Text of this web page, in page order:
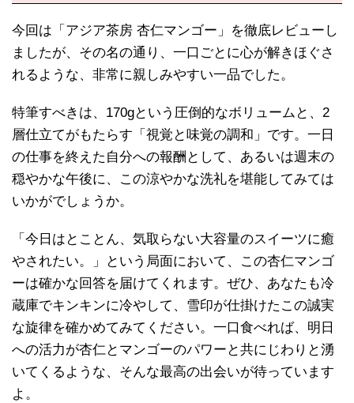
今回は「アジア茶房 杏仁マンゴー」を徹底レビューし
ましたが、その名の通り、一口ごとに心が解きほぐさ
れるような、非常に親しみやすい一品でした。
特筆すべきは、170gという圧倒的なボリュームと、2
層仕立てがもたらす「視覚と味覚の調和」です。一日
の仕事を終えた自分への報酬として、あるいは週末の
穏やかな午後に、この涼やかな洗礼を堪能してみては
いかがでしょうか。
「今日はとことん、気取らない大容量のスイーツに癒
やされたい。」という局面において、この杏仁マンゴ
ーは確かな回答を届けてくれます。ぜひ、あなたも冷
蔵庫でキンキンに冷やして、雪印が仕掛けたこの誠実
な旋律を確かめてみてください。一口食べれば、明日
への活力が杏仁とマンゴーのパワーと共にじわりと湧
いてくるような、そんな最高の出会いが待っています
よ。